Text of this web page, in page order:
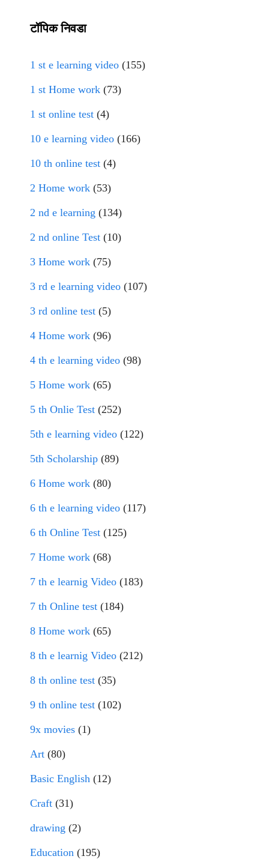
टॉपिक निवडा
1 st e learning video (155)
1 st Home work (73)
1 st online test (4)
10 e learning video (166)
10 th online test (4)
2 Home work (53)
2 nd e learning (134)
2 nd online Test (10)
3 Home work (75)
3 rd e learning video (107)
3 rd online test (5)
4 Home work (96)
4 th e learning video (98)
5 Home work (65)
5 th Onlie Test (252)
5th e learning video (122)
5th Scholarship (89)
6 Home work (80)
6 th e learning video (117)
6 th Online Test (125)
7 Home work (68)
7 th e learnig Video (183)
7 th Online test (184)
8 Home work (65)
8 th e learnig Video (212)
8 th online test (35)
9 th online test (102)
9x movies (1)
Art (80)
Basic English (12)
Craft (31)
drawing (2)
Education (195)